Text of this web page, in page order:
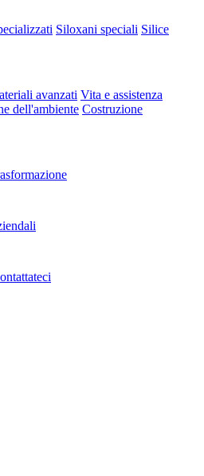
Siloxani speciali Silice
avanzati Vita e assistenza
dell'ambiente Costruzione